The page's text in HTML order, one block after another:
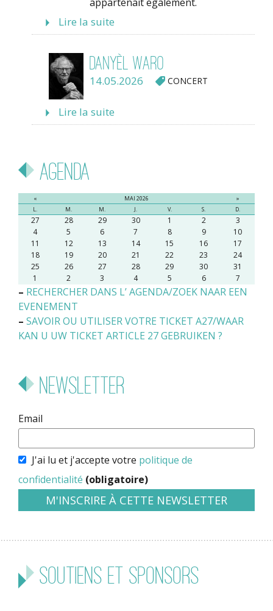
appartenait également.
Lire la suite
Danyèl Waro
14.05.2026 CONCERT
Lire la suite
Agenda
« MAI 2026
»
L.
M. M. J. V. S. D.
27 28 29 30 1 2
3
4
5 6 7 8 9
10
11
12 13 14 15 16
17
18
19 20 21 22 23
24
25
26 27 28 29 30
31
1
2 3 4 5 6 7
– RECHERCHER DANS L’ AGENDA/ZOEK NAAR EEN
EVENEMENT
– SAVOIR OU UTILISER VOTRE TICKET A27/WAAR
KAN U UW TICKET ARTICLE 27 GEBRUIKEN ?
Newsletter
Email
J'ai lu et j'accepte votre politique de
confidentialité (obligatoire)
Soutiens et sponsors